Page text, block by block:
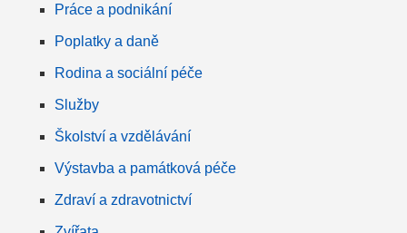
Práce a podnikání
Poplatky a daně
Rodina a sociální péče
Služby
Školství a vzdělávání
Výstavba a památková péče
Zdraví a zdravotnictví